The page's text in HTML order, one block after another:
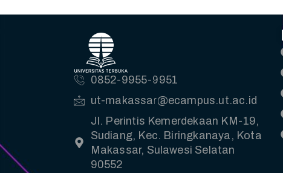
0852-9955-9951
ut-makassar@ecampus.ut.ac.id
Jl. Perintis Kemerdekaan KM-19,
Sudiang, Kec. Biringkanaya, Kota
Makassar, Sulawesi Selatan
90552